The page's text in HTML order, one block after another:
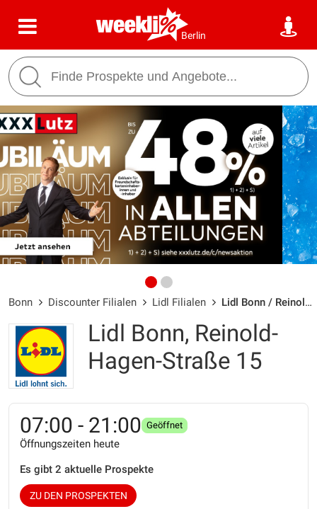
Berlin
Bonn Discounter Filialen Lidl Filialen Lidl Bonn / Reinold-Hagen-Straße 15 - Öffnungszeiten & Adresse
Lidl Bonn, Reinold-
Hagen-Straße 15
07:00 - 21:00 Geöffnet
Öffnungszeiten heute
Es gibt 2 aktuelle Prospekte
ZU DEN PROSPEKTEN